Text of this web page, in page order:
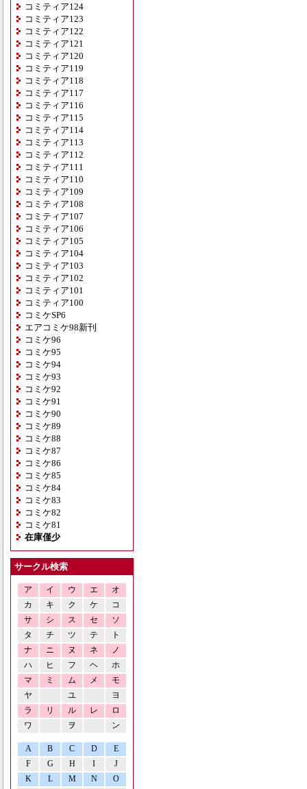
コミティア124
コミティア123
コミティア122
コミティア121
コミティア120
コミティア119
コミティア118
コミティア117
コミティア116
コミティア115
コミティア114
コミティア113
コミティア112
コミティア111
コミティア110
コミティア109
コミティア108
コミティア107
コミティア106
コミティア105
コミティア104
コミティア103
コミティア102
コミティア101
コミティア100
コミケSP6
エアコミケ98新刊
コミケ96
コミケ95
コミケ94
コミケ93
コミケ92
コミケ91
コミケ90
コミケ89
コミケ88
コミケ87
コミケ86
コミケ85
コミケ84
コミケ83
コミケ82
コミケ81
在庫僅少
サークル検索
ア イ ウ エ
オ
カ
キ ク ケ
コ
サ
シ ス セ
ソ
タ
チ ツ テ
ト
ナ
ニ ヌ ネ
ノ
ハ
ヒ フ ヘ
ホ
マ
ミ ム メ
モ
ヤ
ユ
ヨ
ラ
リ ル レ
ロ
ワ
ヲ ン
A B C D
E
F
G H I
J
K
L M N O